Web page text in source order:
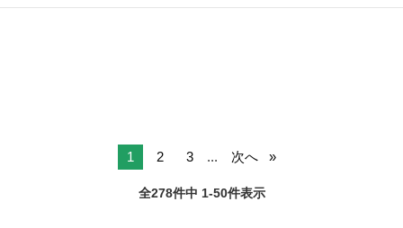
なので、すぐに高収入!! 社員登用制度もあるので、ゆくゆくは社員に
1 2 3 ... 次へ
全278件中 1-50件表示